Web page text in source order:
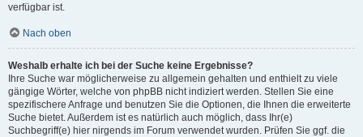
verfügbar ist.
Nach oben
Weshalb erhalte ich bei der Suche keine Ergebnisse?
Ihre Suche war möglicherweise zu allgemein gehalten und enthielt zu viele
gängige Wörter, welche von phpBB nicht indiziert werden. Stellen Sie eine
spezifischere Anfrage und benutzen Sie die Optionen, die Ihnen die erweiterte
Suche bietet. Außerdem ist es natürlich auch möglich, dass Ihr(e)
Suchbegriff(e) hier nirgends im Forum verwendet wurden. Prüfen Sie ggf. die